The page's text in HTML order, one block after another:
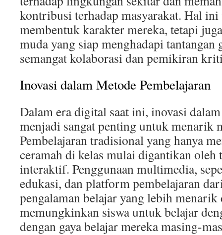
kontribusi terhadap masyarakat. Hal ini
membentuk karakter mereka, tetapi
muda yang siap menghadapi tantangan
semangat kolaborasi dan pemikiran
Inovasi dalam Metode Pembelajaran
Dalam era digital saat ini, inovasi
menjadi sangat penting untuk menarik
Pembelajaran tradisional yang hanya
ceramah di kelas mulai digantikan
interaktif. Penggunaan multimedia,
edukasi, dan platform pembelajaran
pengalaman belajar yang lebih
memungkinkan siswa untuk belajar
dengan gaya belajar mereka masing-